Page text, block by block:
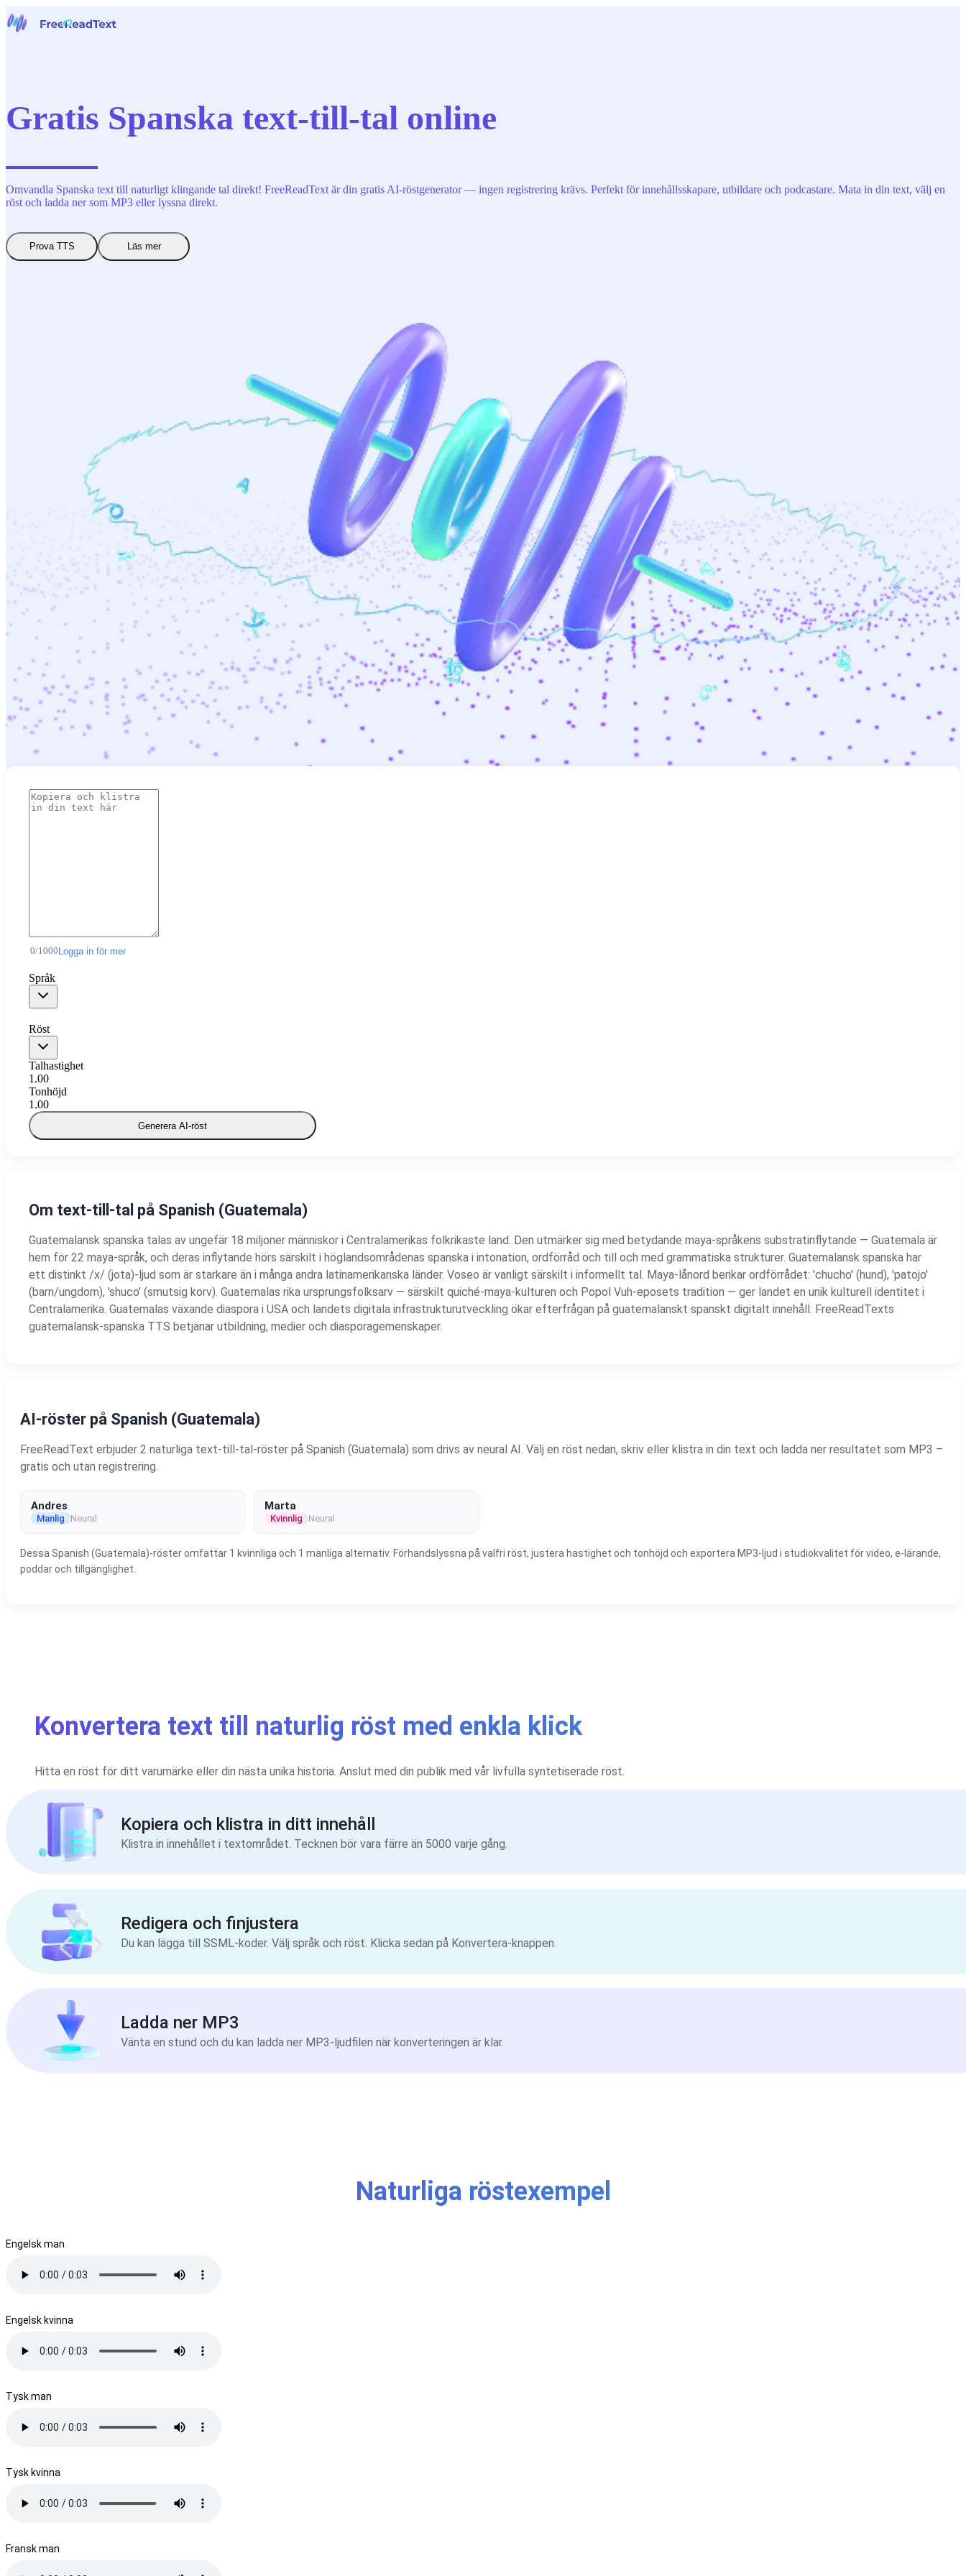
Priser
Kontakta oss
Gratis Spanska text-till-tal online
Omvandla Spanska text till naturligt klingande tal direkt! FreeReadText är din gratis AI-röstgenerator — ingen registrering krävs. Perfekt för innehållsskapare, utbildare och podcastare. Mata in din text, välj en
röst och ladda ner som MP3 eller lyssna direkt.
Prova TTS Läs mer
0/1000Logga in för mer
Språk
Röst
Talhastighet
1.00
Tonhöjd
1.00
Generera AI-röst
Om text-till-tal på Spanish (Guatemala)
Guatemalansk spanska talas av ungefär 18 miljoner människor i Centralamerikas folkrikaste land. Den utmärker sig med betydande maya-språkens substratinflytande — Guatemala är
hem för 22 maya-språk, och deras inflytande hörs särskilt i höglandsområdenas spanska i intonation, ordförråd och till och med grammatiska strukturer. Guatemalansk spanska har
ett distinkt /x/ (jota)-ljud som är starkare än i många andra latinamerikanska länder. Voseo är vanligt särskilt i informellt tal. Maya-lånord berikar ordförrådet: 'chucho' (hund), 'patojo'
(barn/ungdom), 'shuco' (smutsig korv). Guatemalas rika ursprungsfolksarv — särskilt quiché-maya-kulturen och Popol Vuh-eposets tradition — ger landet en unik kulturell identitet i
Centralamerika. Guatemalas växande diaspora i USA och landets digitala infrastrukturutveckling ökar efterfrågan på guatemalanskt spanskt digitalt innehåll. FreeReadTexts
guatemalansk-spanska TTS betjänar utbildning, medier och diasporagemenskaper.
AI-röster på Spanish (Guatemala)
FreeReadText erbjuder 2 naturliga text-till-tal-röster på Spanish (Guatemala) som drivs av neural AI. Välj en röst nedan, skriv eller klistra in din text och ladda ner resultatet som MP3 –
gratis och utan registrering.
Andres
Manlig Neural
Marta
Kvinnlig Neural
Dessa Spanish (Guatemala)-röster omfattar 1 kvinnliga och 1 manliga alternativ. Förhandslyssna på valfri röst, justera hastighet och tonhöjd och exportera MP3-ljud i studiokvalitet för video, e-lärande,
poddar och tillgänglighet.
Konvertera text till naturlig röst med enkla klick
Hitta en röst för ditt varumärke eller din nästa unika historia. Anslut med din publik med vår livfulla syntetiserade röst.
Kopiera och klistra in ditt innehåll
Klistra in innehållet i textområdet. Tecknen bör vara färre än 5000 varje gång.
Redigera och finjustera
Du kan lägga till SSML-koder. Välj språk och röst. Klicka sedan på Konvertera-knappen.
Ladda ner MP3
Vänta en stund och du kan ladda ner MP3-ljudfilen när konverteringen är klar.
Naturliga röstexempel
Engelsk man
Engelsk kvinna
Tysk man
Tysk kvinna
Fransk man